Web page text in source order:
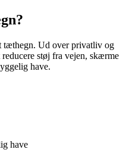
tæthegn. Ud over privatliv og
støj fra vejen, skærme
have.
have